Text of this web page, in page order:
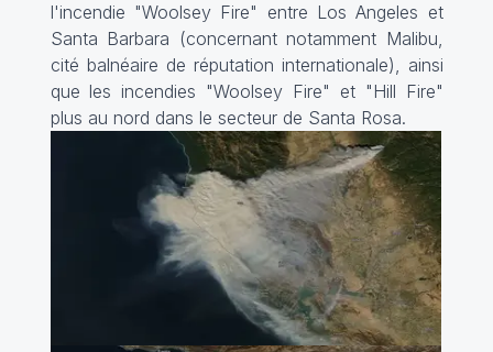
l'incendie "Woolsey Fire" entre Los Angeles et
Santa Barbara (concernant notamment Malibu,
cité balnéaire de réputation internationale), ainsi
que les incendies "Woolsey Fire" et "Hill Fire"
plus au nord dans le secteur de Santa Rosa.